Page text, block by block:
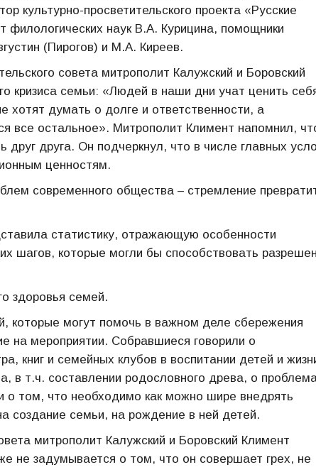
культурно-просветительского проекта «Русские
филологических наук В.А. Курицина, помощники
(Пирогов) и М.А. Киреев.
совета митрополит Калужский и Боровский
кризиса семьи: «Людей в наши дни учат ценить
хотят думать о долге и ответственности, а
все остальное». Митрополит Климент напомнил,
друга. Он подчеркнул, что в числе главных
ценностям.
современного общества – стремление
статистику, отражающую особенности
шагов, которые могли бы способствовать
здоровья семей.
которые могут помочь в важном деле сбережения
на мероприятии. Собравшиеся говорили о
книг и семейных клубов в воспитании детей и
в т.ч. составлении родословного древа, о
о том, что необходимо как можно шире внедрять
создание семьи, на рождение в ней детей.
митрополит Калужский и Боровский Климент
не задумывается о том, что он совершает грех, не